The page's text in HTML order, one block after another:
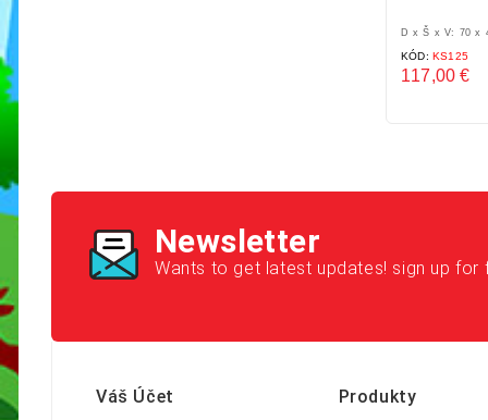
D x Š x V: 70 x
KÓD: KS125
117,00 €
Newsletter
Wants to get latest updates! sign up for
Váš Účet Produkty